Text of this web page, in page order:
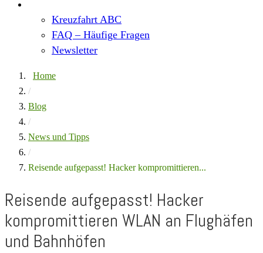
Kreuzfahrt ABC
FAQ – Häufige Fragen
Newsletter
Home
/
Blog
/
News und Tipps
/
Reisende aufgepasst! Hacker kompromittieren...
Reisende aufgepasst! Hacker
kompromittieren WLAN an Flughäfen
und Bahnhöfen